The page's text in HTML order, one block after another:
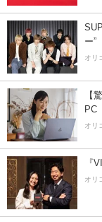
ー”
オリ
【
PC
オリ
『
オリ